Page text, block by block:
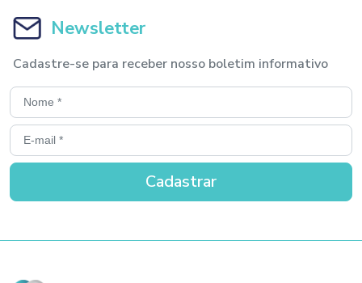
Newsletter
Cadastre-se para receber nosso boletim informativo